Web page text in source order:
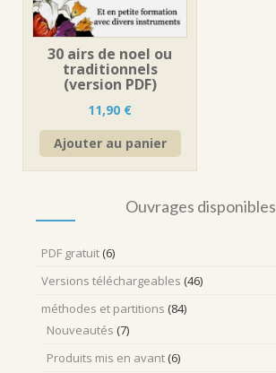
30 airs de noel ou
traditionnels
(version PDF)
11,90 €
Ajouter au panier
Ouvrages disponibles
PDF gratuit (6)
Versions téléchargeables (46)
méthodes et partitions (84)
Nouveautés (7)
Produits mis en avant (6)